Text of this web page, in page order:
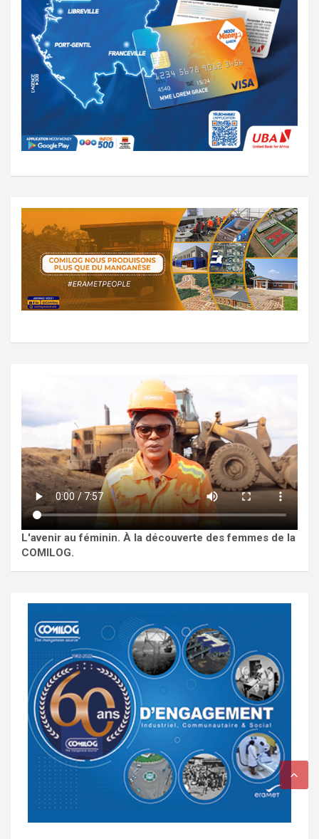
L'avenir au féminin. À la découverte des femmes de la
COMILOG.